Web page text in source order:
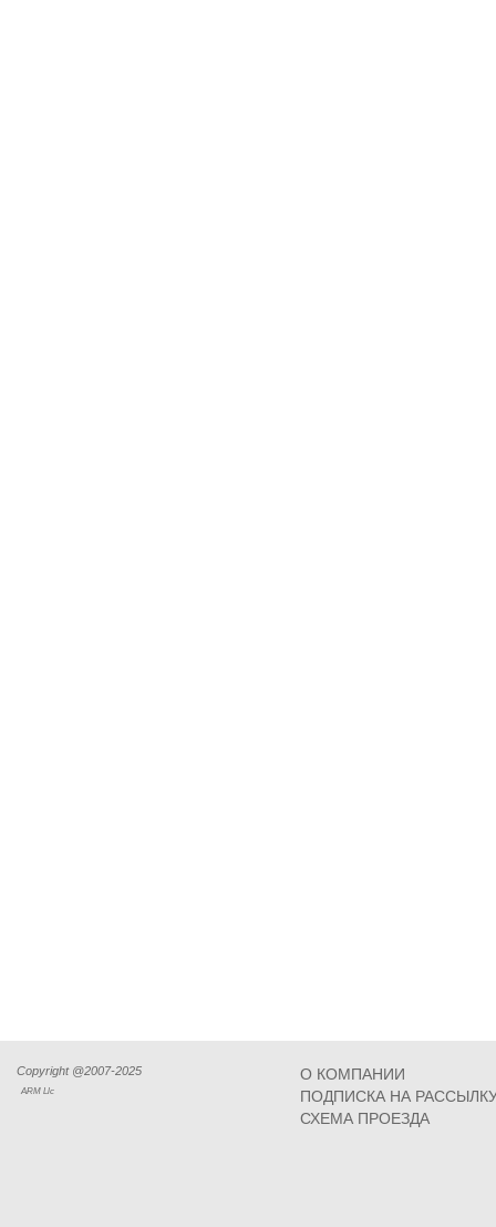
Copyright @2007-2025
ARM Llc
О КОМПАНИИ
ПОДПИСКА НА
СХЕМА ПРОЕЗДА